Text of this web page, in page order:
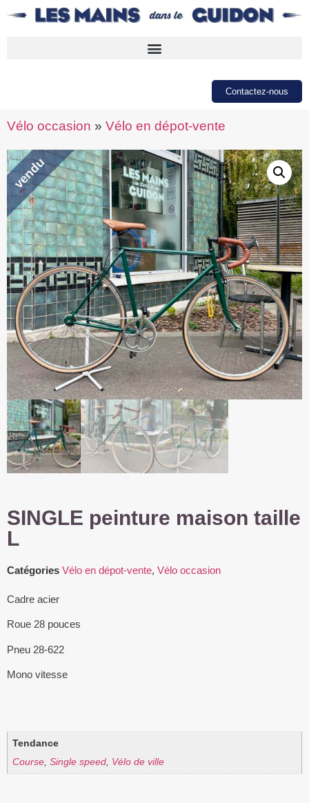
Contactez-nous
Vélo occasion » Vélo en dépot-vente
vendu
SINGLE peinture maison taille
L
Catégories Vélo en dépot-vente, Vélo occasion
Cadre acier
Roue 28 pouces
Pneu 28-622
Mono vitesse
Tendance
Course, Single speed, Vélo de ville